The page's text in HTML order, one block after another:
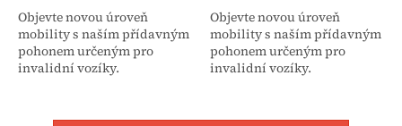
Objevte novou úroveň
mobility s naším přídavným
pohonem určeným pro
invalidní vozíky.
Objevte novou úroveň
mobility s naším přídavným
pohonem určeným pro
invalidní vozíky.